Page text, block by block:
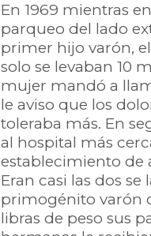
En 1969 mientras
parqueo del lado
primer hijo varón,
solo se levaban 10
mujer mandó a
le aviso que los
toleraba más. En
al hospital más
establecimiento de
Eran casi las dos
primogénito varón
libras de peso sus